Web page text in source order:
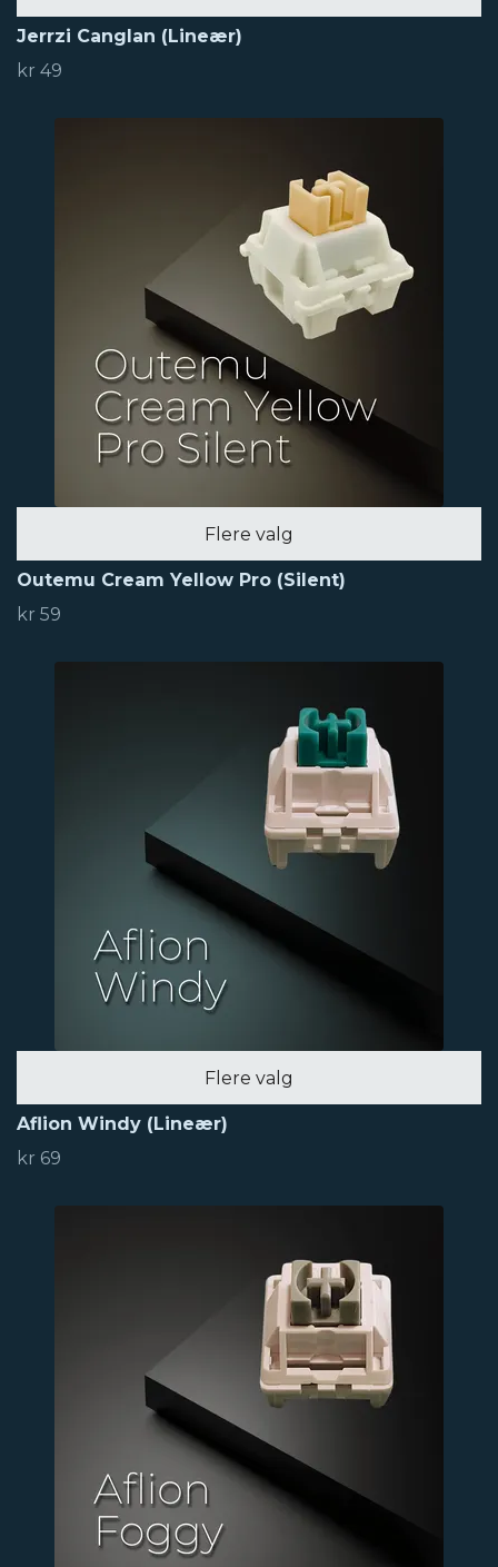
Jerrzi Canglan (Lineær)
kr 49
Flere valg
Outemu Cream Yellow Pro (Silent)
kr 59
Flere valg
Aflion Windy (Lineær)
kr 69